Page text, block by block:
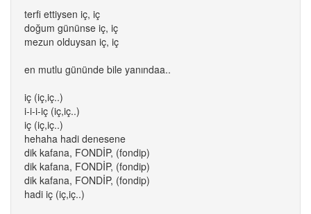
terfi ettiysen iç, iç
doğum gününse iç, iç
mezun olduysan iç, iç
en mutlu gününde bile yanındaa..
iç (iç,iç..)
i-i-i-iç (iç,iç..)
iç (iç,iç..)
hehaha hadi denesene
dik kafana, FONDİP, (fondip)
dik kafana, FONDİP, (fondip)
dik kafana, FONDİP, (fondip)
hadi iç (iç,iç..)